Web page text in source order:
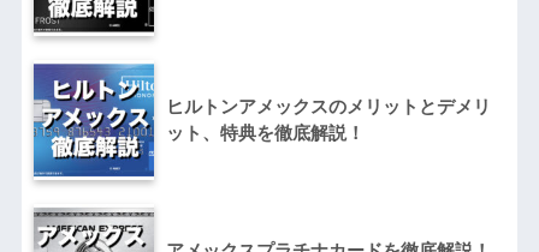
ヒルトンアメックスのメリットとデメリ
ット、特典を徹底解説！